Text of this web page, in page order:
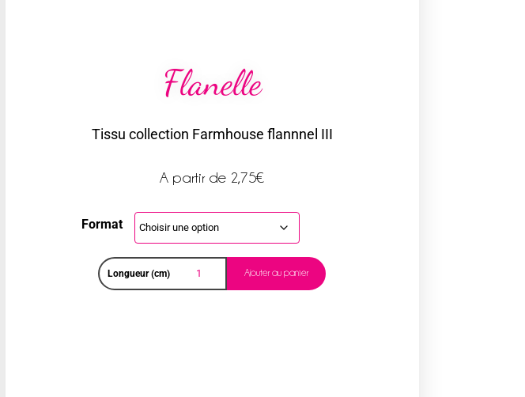
Flanelle
Tissu collection Farmhouse flannnel III
A partir de 2,75€
Format
Longueur (cm) Ajouter au panier